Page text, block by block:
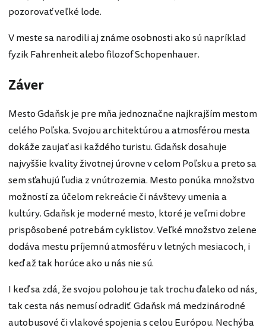
pozorovať veľké lode.
V meste sa narodili aj známe osobnosti ako sú napríklad
fyzik Fahrenheit alebo filozof Schopenhauer.
Záver
Mesto Gdaňsk je pre mňa jednoznačne najkrajším mestom
celého Poľska. Svojou architektúrou a atmosférou mesta
dokáže zaujať asi každého turistu. Gdaňsk dosahuje
najvyššie kvality životnej úrovne v celom Poľsku a preto sa
sem sťahujú ľudia z vnútrozemia. Mesto ponúka množstvo
možností za účelom rekreácie či návštevy umenia a
kultúry. Gdaňsk je moderné mesto, ktoré je veľmi dobre
prispôsobené potrebám cyklistov. Veľké množstvo zelene
dodáva mestu príjemnú atmosféru v letných mesiacoch, i
keď až tak horúce ako u nás nie sú.
I keď sa zdá, že svojou polohou je tak trochu ďaleko od nás,
tak cesta nás nemusí odradiť. Gdaňsk má medzinárodné
autobusové či vlakové spojenia s celou Európou. Nechýba